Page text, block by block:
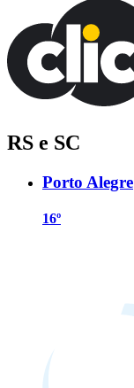
RS e SC
Porto Alegre
16º